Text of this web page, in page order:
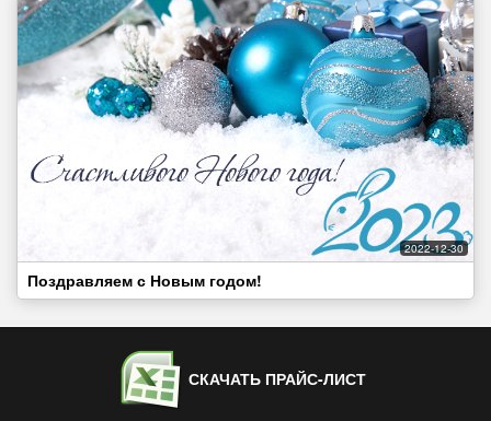
2022-12-30
Поздравляем с Новым годом!
СКАЧАТЬ ПРАЙС-ЛИСТ